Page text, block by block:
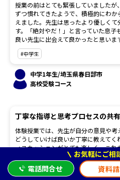
授業の前はとても緊張していました
ずつ慣れてきたようで、積極的にわ
えました。先生は思ったより優しく
す。「絶対やだ！」と言っていた息子
良い先生に出会えて良かったと思いま
#中学生
中学1年生/埼玉県春日部市
高校受験コース
丁寧な指導と思考プロセスの共
体験授業では、先生が自分の意見や考
どうしていけば良いか丁寧に教えて
ィスカッションがとても楽しく、こ
ました。 最初の1時間は現状について
考えながら目標設定をしていただき
に受けた模試の復習に取り組んでい
お気軽にご相
電話問合せ
資料